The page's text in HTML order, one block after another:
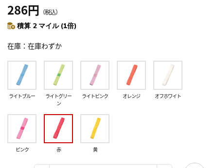
286円 （税込）
積算 2 マイル (1倍)
在庫 在庫わずか
ライトブルー
ライトグリー
ン
ライトピンク オレンジ オフホワイト
ピンク 赤 黄